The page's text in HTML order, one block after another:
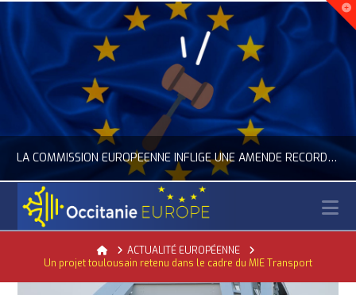
LA COMMISSION EUROPÉENNE INFLIGE UNE AMENDE RECORD À GOOGLE
ACTUALITÉ DE L'UNION EUROPÉENNE, ACTUALITÉ DE LA REPRÉSENTATION D’OCCITANIE EUROPE, NUMÉRIQUE- DIGITAL
HomeACTUALITÉ EUROPÉENNE
Un projet toulousain retenu dans le cadre du MIE Transport